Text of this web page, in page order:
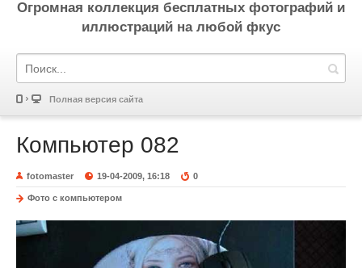
Огромная коллекция бесплатных фотографий и
иллюстраций на любой фкус
Полная версия сайта
Компьютер 082
fotomaster 19-04-2009, 16:18 0
Фото с компьютером